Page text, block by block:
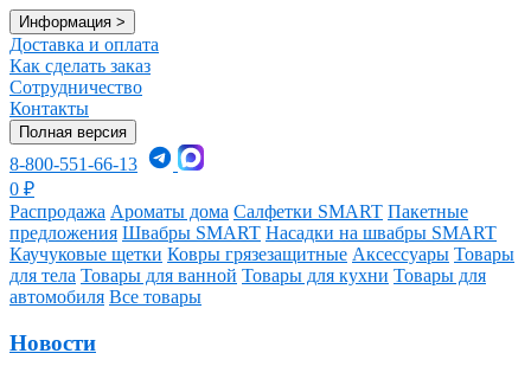
Информация >
Доставка и оплата
Как сделать заказ
Сотрудничество
Контакты
Полная версия
8-800-551-66-13
0 ₽
Распродажа Ароматы дома Салфетки SMART Пакетные
предложения Швабры SMART Насадки на швабры SMART
Каучуковые щетки Ковры грязезащитные Аксессуары Товары
для тела Товары для ванной Товары для кухни Товары для
автомобиля Все товары
Новости